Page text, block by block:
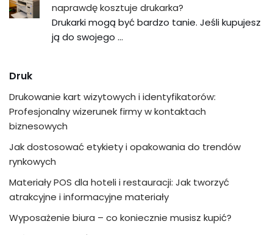
naprawdę kosztuje drukarka?
Drukarki mogą być bardzo tanie. Jeśli kupujesz
ją do swojego …
Druk
Drukowanie kart wizytowych i identyfikatorów:
Profesjonalny wizerunek firmy w kontaktach
biznesowych
Jak dostosować etykiety i opakowania do trendów
rynkowych
Materiały POS dla hoteli i restauracji: Jak tworzyć
atrakcyjne i informacyjne materiały
Wyposażenie biura – co koniecznie musisz kupić?